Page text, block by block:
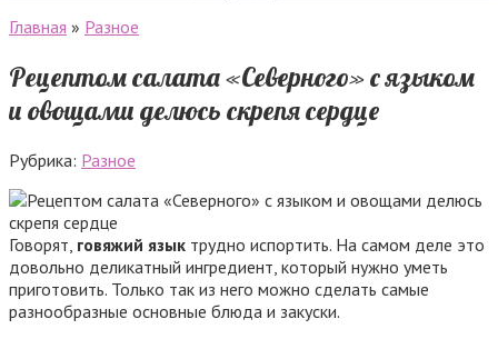
Главная » Разное
Рецептом салата «Северного» с языком
и овощами делюсь скрепя сердце
Рубрика: Разное
Говорят, говяжий язык трудно испортить. На самом деле это
довольно деликатный ингредиент, который нужно уметь
приготовить. Только так из него можно сделать самые
разнообразные основные блюда и закуски.